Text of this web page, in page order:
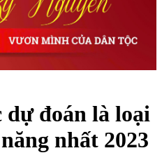
dự đoán là loại
nhất 2023